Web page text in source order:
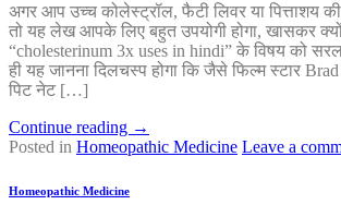
अगर आप उच्च कोलेस्ट्रॉल, फैटी लिवर या पित्ताशय
तो यह लेख आपके लिए बहुत उपयोगी होगा, खासकर
“cholesterinum 3x uses in hindi” के विषय को
ही यह जानना दिलचस्प होगा कि जैसे फिल्म स्टार
पिट नेट […]
Continue reading →
Posted in Homeopathic Medicine Leave a
Homeopathic Medicine